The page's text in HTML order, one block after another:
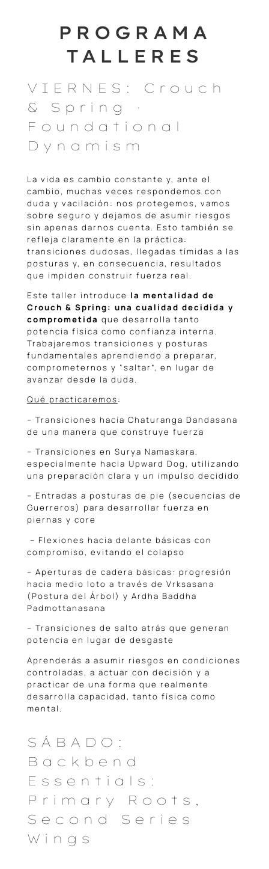
PROGRAMA
TALLERES
VIERNES: Crouch
& Spring ·
Foundational
Dynamism
La vida es cambio constante y, ante el
cambio, muchas veces respondemos con
duda y vacilación: nos protegemos, vamos
sobre seguro y dejamos de asumir riesgos
sin apenas darnos cuenta. Esto también se
refleja claramente en la práctica:
transiciones dudosas, llegadas tímidas a las
posturas y, en consecuencia, resultados
que impiden construir fuerza real.
Este taller introduce la mentalidad de
Crouch & Spring: una cualidad decidida y
comprometida que desarrolla tanto
potencia física como confianza interna.
Trabajaremos transiciones y posturas
fundamentales aprendiendo a preparar,
comprometernos y “saltar”, en lugar de
avanzar desde la duda.
Qué practicaremos:
– Transiciones hacia Chaturanga Dandasana
de una manera que construye fuerza
– Transiciones en Surya Namaskara,
especialmente hacia Upward Dog, utilizando
una preparación clara y un impulso decidido
– Entradas a posturas de pie (secuencias de
Guerreros) para desarrollar fuerza en
piernas y core
– Flexiones hacia delante básicas con
compromiso, evitando el colapso
– Aperturas de cadera básicas: progresión
hacia medio loto a través de Vrksasana
(Postura del Árbol) y Ardha Baddha
Padmottanasana
– Transiciones de salto atrás que generan
potencia en lugar de desgaste
Aprenderás a asumir riesgos en condiciones
controladas, a actuar con decisión y a
practicar de una forma que realmente
desarrolla capacidad, tanto física como
mental.
SÁBADO:
Backbend
Essentials:
Primary Roots,
Second Series
Wings